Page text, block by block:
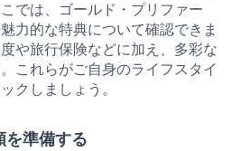
では、ゴールド・プリファー
力的な特典について確認できま
や旅行保険などに加え、多彩な
これらがご自身のライフスタイ
クしましょう。
を準備する